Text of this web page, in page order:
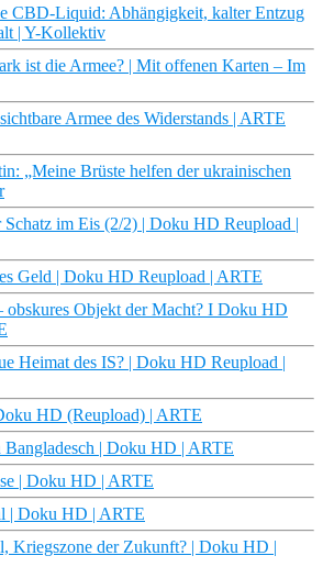
CBD-Liquid: Abhängigkeit, kalter Entzug
| Y-Kollektiv
ist die Armee? | Mit offenen Karten – Im
Armee des Widerstands | ARTE
„Meine Brüste helfen der ukrainischen
im Eis (2/2) | Doku HD Reupload |
Geld | Doku HD Reupload | ARTE
obskures Objekt der Macht? I Doku HD
Heimat des IS? | Doku HD Reupload |
HD (Reupload) | ARTE
Bangladesch | Doku HD | ARTE
| Doku HD | ARTE
| Doku HD | ARTE
Kriegszone der Zukunft? | Doku HD |